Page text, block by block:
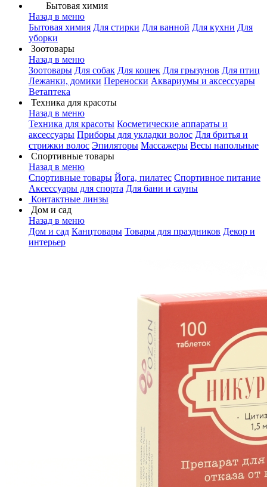
Бытовая химия
Назад в меню
Бытовая химия Для стирки Для ванной Для кухни Для
уборки
Зоотовары
Назад в меню
Зоотовары Для собак Для кошек Для грызунов Для птиц
Лежанки, домики Переноски Аквариумы и аксессуары
Ветаптека
Техника для красоты
Назад в меню
Техника для красоты Косметические аппараты и
аксессуары Приборы для укладки волос Для бритья и
стрижки волос Эпиляторы Массажеры Весы напольные
Спортивные товары
Назад в меню
Спортивные товары Йога, пилатес Спортивное питание
Аксессуары для спорта Для бани и сауны
Контактные линзы
Дом и сад
Назад в меню
Дом и сад Канцтовары Товары для праздников Декор и
интерьер